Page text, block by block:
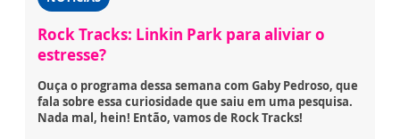
Rock Tracks: Linkin Park para aliviar o
estresse?
Ouça o programa dessa semana com Gaby Pedroso, que
fala sobre essa curiosidade que saiu em uma pesquisa.
Nada mal, hein! Então, vamos de Rock Tracks!